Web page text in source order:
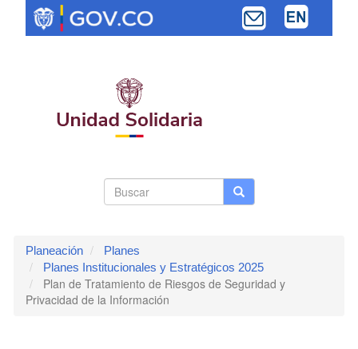
contenido
Buscar Buscar
Planeación
Planes
Planes Institucionales y Estratégicos 2025
Plan de Tratamiento de Riesgos de Seguridad y
Privacidad de la Información